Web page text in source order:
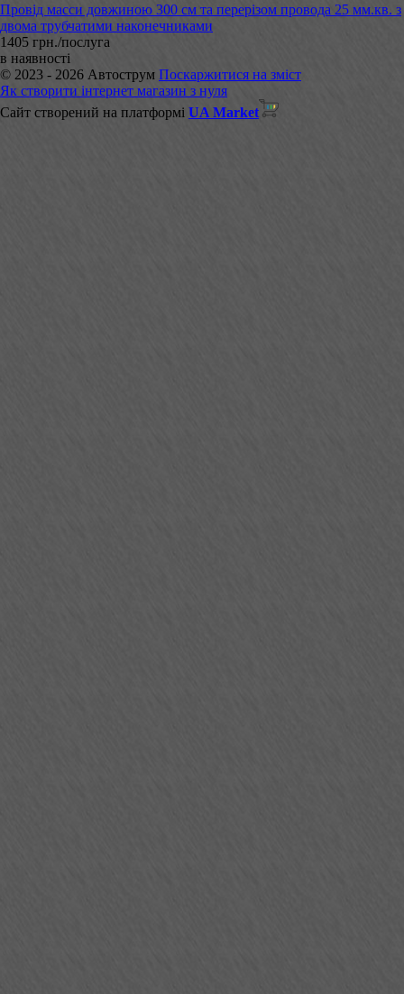
Провід масси довжиною 300 см та перерізом провода 25 мм.кв. з
двома трубчатими наконечниками
1405 грн./послуга
в наявності
© 2023 - 2026 Автострум Поскаржитися на зміст
Як створити інтернет магазин з нуля
Сайт створений на платформі UA Market